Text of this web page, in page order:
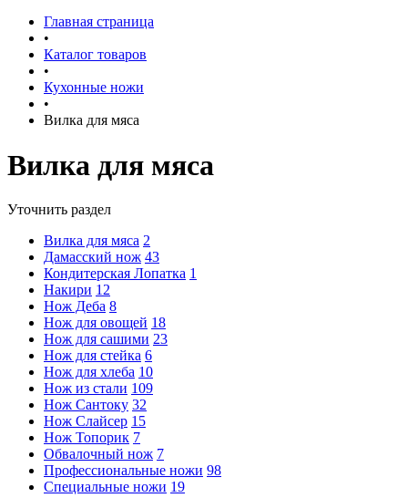
Главная страница
•
Каталог товаров
•
Кухонные ножи
•
Вилка для мяса
Вилка для мяса
Уточнить раздел
Вилка для мяса 2
Дамасский нож 43
Кондитерская Лопатка 1
Накири 12
Нож Деба 8
Нож для овощей 18
Нож для сашими 23
Нож для стейка 6
Нож для хлеба 10
Нож из стали 109
Нож Сантоку 32
Нож Слайсер 15
Нож Топорик 7
Обвалочный нож 7
Профессиональные ножи 98
Специальные ножи 19